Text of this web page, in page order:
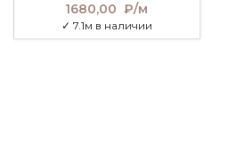
1680,00 ₽/м
✓ 7.1м в наличии